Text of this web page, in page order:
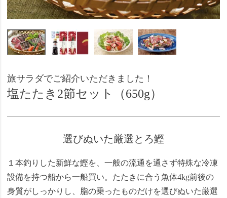
旅サラダでご紹介いただきました！
塩たたき2節セット（650g）
選びぬいた厳選とろ鰹
１本釣りした新鮮な鰹を、一般の流通を通さず特殊な冷凍
設備を持つ船から一船買い。たたきに合う魚体4kg前後の
身質がしっかりし、脂の乗ったものだけを選びぬいた厳選